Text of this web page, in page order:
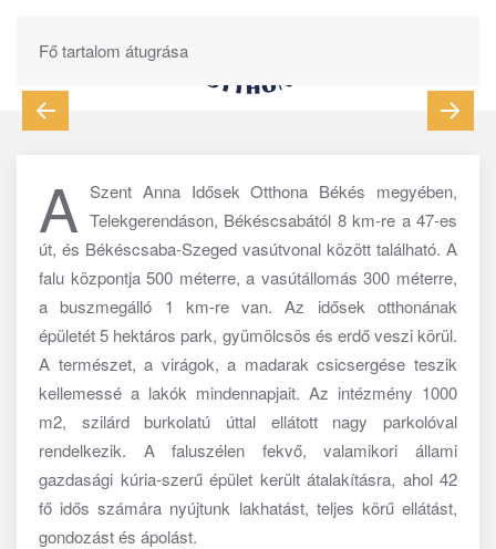
Fő tartalom átugrása
A Szent Anna Idősek Otthona Békés megyében,
Telekgerendáson, Békéscsabától 8 km-re a 47-es
út, és Békéscsaba-Szeged vasútvonal között található. A
falu központja 500 méterre, a vasútállomás 300 méterre,
a buszmegálló 1 km-re van. Az idősek otthonának
épületét 5 hektáros park, gyümölcsös és erdő veszi körül.
A természet, a virágok, a madarak csicsergése teszik
kellemessé a lakók mindennapjait. Az intézmény 1000
m2, szilárd burkolatú úttal ellátott nagy parkolóval
rendelkezik. A faluszélen fekvő, valamikori állami
gazdasági kúria-szerű épület került átalakításra, ahol 42
fő idős számára nyújtunk lakhatást, teljes körű ellátást,
gondozást és ápolást.